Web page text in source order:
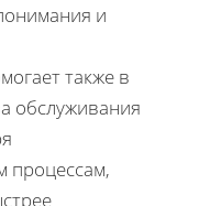
и
также в
обслуживания
процессам,